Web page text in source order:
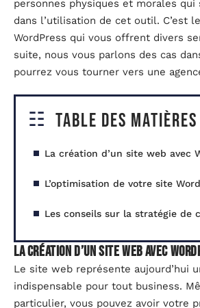
personnes physiques et morales qui
dans l’utilisation de cet outil. C’est
WordPress qui vous offrent divers
suite, nous vous parlons des cas
pourrez vous tourner vers une
Table des matières
La création d’un site web avec
L’optimisation de votre site
Les conseils sur la stratégie de
La création d’un site web avec
Le site web représente aujourd’hui
indispensable pour tout business.
particulier, vous pouvez avoir votre